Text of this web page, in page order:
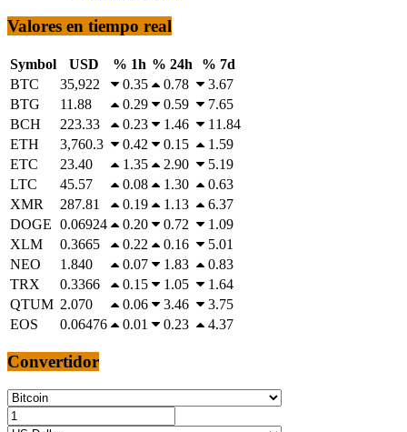
Valores en tiempo real
Symbol USD % 1h % 24h
% 7d
BTC
35,922 0.35 0.78
3.67
BTG
11.88 0.29 0.59
7.65
BCH
223.33 0.23 1.46
11.84
ETH
3,760.3 0.42 0.15
1.59
ETC
23.40 1.35 2.90
5.19
LTC
45.57 0.08 1.30
0.63
XMR
287.81 0.19 1.13
6.37
DOGE 0.06924 0.20 0.72
1.09
XLM
0.3665 0.22 0.16
5.01
NEO
1.840 0.07 1.83
0.83
TRX
0.3366 0.15 1.05
1.64
QTUM 2.070 0.06 3.46
3.75
EOS
0.06476 0.01 0.23 4.37
Convertidor